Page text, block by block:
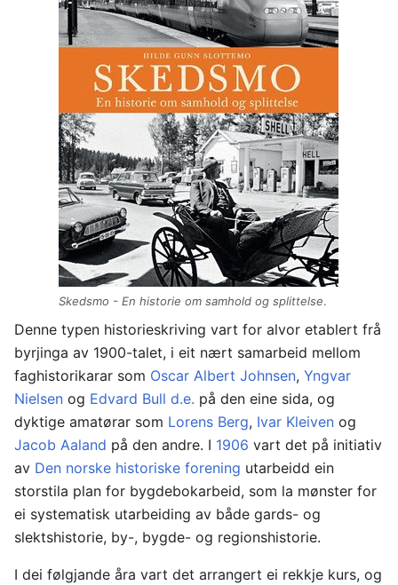
Skedsmo - En historie om samhold og splittelse.
Denne typen historieskriving vart for alvor etablert frå
byrjinga av 1900-talet, i eit nært samarbeid mellom
faghistorikarar som Oscar Albert Johnsen, Yngvar
Nielsen og Edvard Bull d.e. på den eine sida, og
dyktige amatørar som Lorens Berg, Ivar Kleiven og
Jacob Aaland på den andre. I 1906 vart det på initiativ
av Den norske historiske forening utarbeidd ein
storstila plan for bygdebokarbeid, som la mønster for
ei systematisk utarbeiding av både gards- og
slektshistorie, by-, bygde- og regionshistorie.
I dei følgjande åra vart det arrangert ei rekkje kurs, og